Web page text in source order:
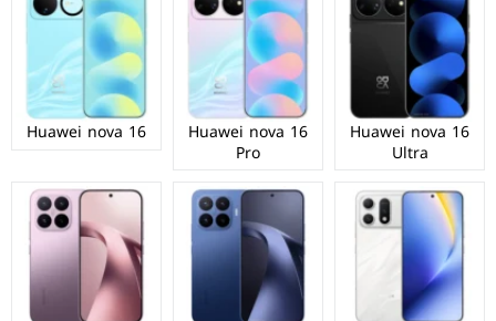
Huawei nova 16
Ultra
Huawei nova 16
Pro
Huawei nova 16